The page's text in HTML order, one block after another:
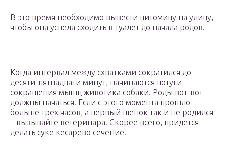
В это время необходимо вывести питомицу на улицу,
чтобы она успела сходить в туалет до начала родов.
Когда интервал между схватками сократился до
десяти-пятнадцати минут, начинаются потуги –
сокращения мышц животика собаки. Роды вот-вот
должны начаться. Если с этого момента прошло
больше трех часов, а первый щенок так и не родился
– вызывайте ветеринара. Скорее всего, придется
делать суке кесарево сечение.